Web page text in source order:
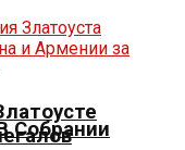
Собрании